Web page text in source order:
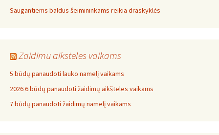
Saugantiems baldus šeimininkams reikia draskyklės
Zaidimu aiksteles vaikams
5 būdų panaudoti lauko namelį vaikams
2026 6 būdų panaudoti žaidimų aikšteles vaikams
7 būdų panaudoti žaidimų namelį vaikams